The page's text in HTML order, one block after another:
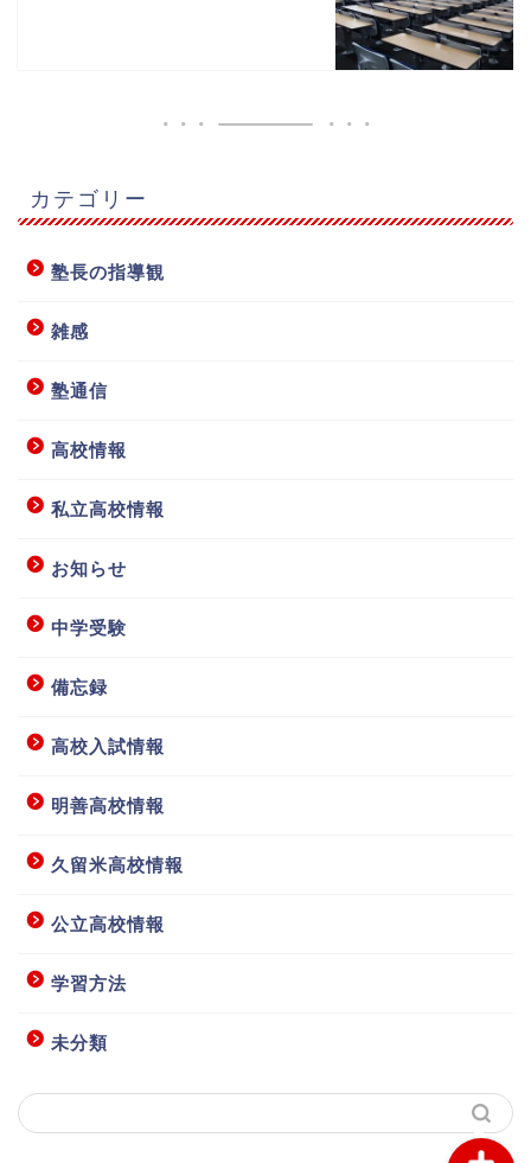
カテゴリー
塾長の指導観
雑感
塾通信
高校情報
私立高校情報
お知らせ
中学受験
備忘録
高校入試情報
明善高校情報
久留米高校情報
公立高校情報
学習方法
未分類